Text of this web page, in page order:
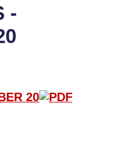
-
20